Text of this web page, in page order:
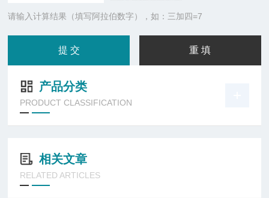
请输入计算结果（填写阿拉伯数字），如：三加四=7
产品分类
PRODUCT CLASSIFICATION
相关文章
RELATED ARTICLES